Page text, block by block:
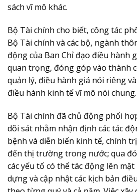
sách vĩ mô khác.
Bộ Tài chính cho biết, công tác
Bộ Tài chính và các bộ, ngành
động của Ban Chỉ đạo điều hành
quan trọng, đóng góp vào thành
quản lý, điều hành giá nói riêng
điều hành kinh tế vĩ mô nói chung.
Bộ Tài chính đã chủ động phối
dõi sát nhằm nhận định các tác
bệnh và diễn biến kinh tế, chính
đến thị trường trong nước; qua
các yếu tố có thể tác động lên
dựng và cập nhật các kịch bản